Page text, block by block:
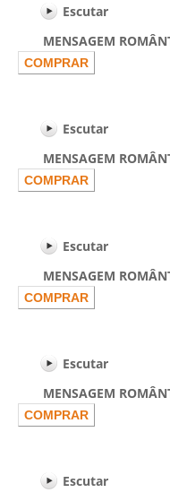
Escutar
MENSAGEM
Escutar
MENSAGEM
Escutar
MENSAGEM
Escutar
MENSAGEM
Escutar